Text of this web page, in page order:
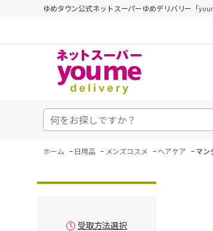
ゆめタウン公式ネットスーパーゆめデリバリー「
ホーム - 日用品 - メンズコスメ - ヘアケア - マン
受取方法選択